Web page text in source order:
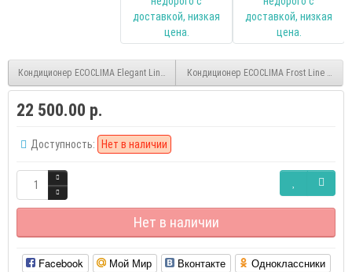
Кондиционер ECOCLIMA Elegant Line ECW/EC-HE07/AA/A-4R2Кондиционер ECOCLIMA Frost Line ECW/
22 500.00 р.
Доступность: Нет в наличии
Нет в наличии
Facebook Мой Мир Вконтакте Одноклассники